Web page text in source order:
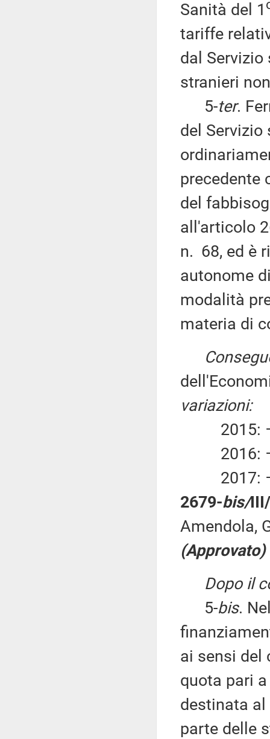
Sanità del 1
tariffe
dal
stranieri
5-ter.
del
precedente
del
all'articolo
n. 68, ed è
autonome
modalità
materia di
variazioni:
2015: –
2016: –
2017: –
2679-bis/
Amendola,
(Approvato)
Dopo il
5-bis.
ai sensi del
quota pari
destinata
parte delle